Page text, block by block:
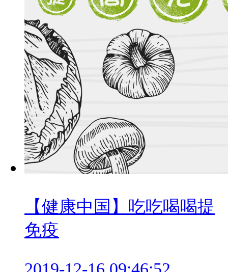
【健康中国】吃吃喝喝提
免疫